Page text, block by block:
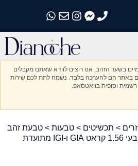
התקשרו אלינו
התקשרו אלינו
התקשרו אלינו
התקשרו אלינו
התקשרו אלינו
בשער הזהב, אנו רוצים לוודא שאתם מקבלים
באתר הם להערכה בלבד. נשמח לתת לכם שירות
וסופית בוואטסאפ.
> תכשיטים > טבעות > טבעת זהב